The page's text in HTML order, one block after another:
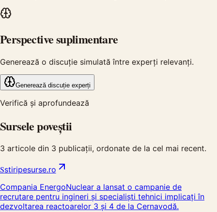
Perspective suplimentare
Generează o discuție simulată între experți relevanți.
Generează discuție experți
Verifică și aprofundează
Sursele poveștii
3 articole din 3 publicații, ordonate de la cel mai recent.
Sstiripesurse.ro
Compania EnergoNuclear a lansat o campanie de
recrutare pentru ingineri și specialiști tehnici implicați în
dezvoltarea reactoarelor 3 și 4 de la Cernavodă.